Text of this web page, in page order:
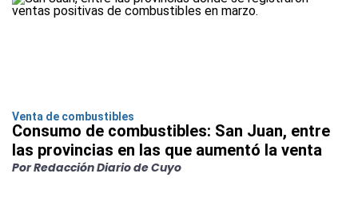
Venta de combustibles
Consumo de combustibles: San Juan, entre
las provincias en las que aumentó la venta
Por Redacción Diario de Cuyo